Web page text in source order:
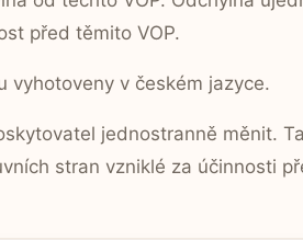
před těmito VOP.
vyhotoveny v českém jazyce.
jednostranně měnit.
stran vzniklé za účinnosti